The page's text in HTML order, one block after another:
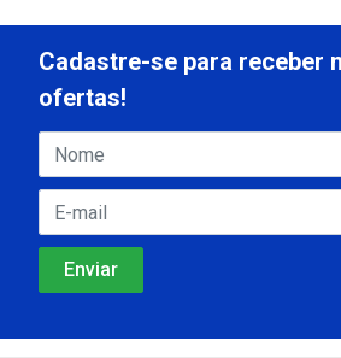
Cadastre-se para receber
ofertas!